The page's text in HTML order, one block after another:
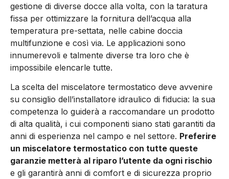
gestione di diverse docce alla volta, con la taratura
fissa per ottimizzare la fornitura dell’acqua alla
temperatura pre-settata, nelle cabine doccia
multifunzione e così via. Le applicazioni sono
innumerevoli e talmente diverse tra loro che è
impossibile elencarle tutte.
La scelta del miscelatore termostatico deve avvenire
su consiglio dell’installatore idraulico di fiducia: la sua
competenza lo guiderà a raccomandare un prodotto
di alta qualità, i cui componenti siano stati garantiti da
anni di esperienza nel campo e nel settore. Preferire
un miscelatore termostatico con tutte queste
garanzie metterà al riparo l’utente da ogni rischio
e gli garantirà anni di comfort e di sicurezza proprio